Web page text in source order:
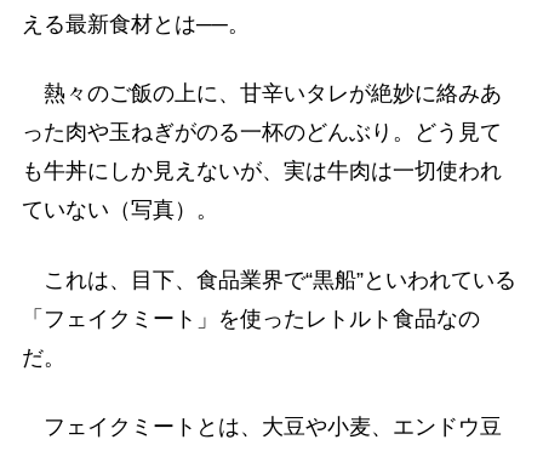
える最新食材とは──。
熱々のご飯の上に、甘辛いタレが絶妙に絡みあ
った肉や玉ねぎがのる一杯のどんぶり。どう見て
も牛丼にしか見えないが、実は牛肉は一切使われ
ていない（写真）。
これは、目下、食品業界で“黒船”といわれている
「フェイクミート」を使ったレトルト食品なの
だ。
フェイクミートとは、大豆や小麦、エンドウ豆